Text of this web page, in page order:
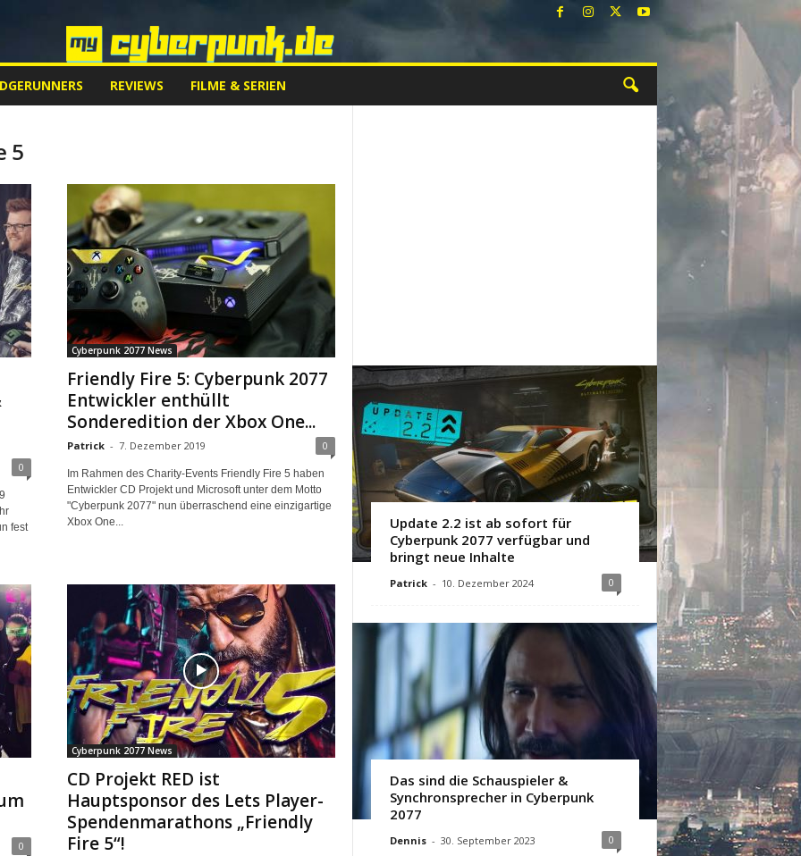
REVIEWS FILME & SERIEN
5
0
fest
Cyberpunk 2077 News
Friendly Fire 5: Cyberpunk 2077
Entwickler enthüllt
Sonderedition der Xbox One...
Patrick - 7. Dezember 2019 0
Im Rahmen des Charity-Events Friendly Fire 5 haben
Entwickler CD Projekt und Microsoft unter dem Motto
"Cyberpunk 2077" nun überraschend eine einzigartige
Xbox One...
0
Cyberpunk 2077 News
CD Projekt RED ist
Hauptsponsor des Lets Player-
Spendenmarathons „Friendly
Fire 5“!
Update 2.2 ist ab sofort für
Cyberpunk 2077 verfügbar und
bringt neue Inhalte
Patrick - 10. Dezember 2024 0
Das sind die Schauspieler &
Synchronsprecher in Cyberpunk
2077
Dennis - 30. September 2023 0